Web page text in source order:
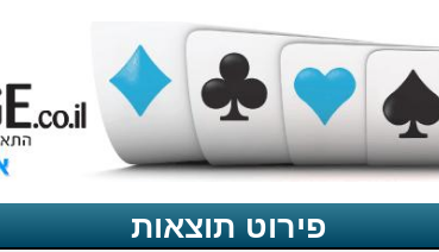
פירוט תוצאות